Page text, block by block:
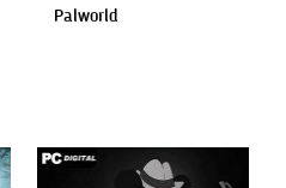
Palworld